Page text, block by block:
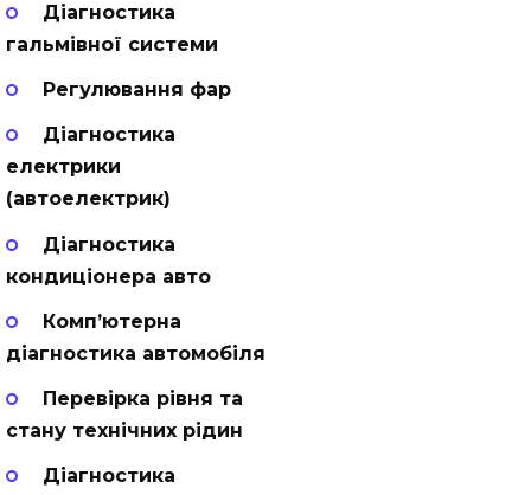
Діагностика
гальмівної системи
Регулювання фар
Діагностика
електрики
(автоелектрик)
Діагностика
кондиціонера авто
Комп’ютерна
діагностика автомобіля
Перевірка рівня та
стану технічних рідин
Діагностика